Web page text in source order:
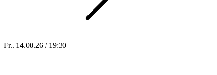
Fr.. 14.08.26 / 19:30